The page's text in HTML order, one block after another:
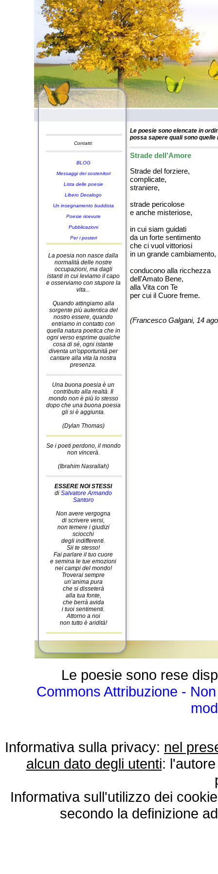
Contatti:
BLOG
Messaggi dei sostenitori
Lista delle poesie
Libero Decalogo
Un insegnamento buddista
Poesie ricevute
Pubblicazioni
Per i posteri
La poesia non nasce dalla
normalità delle nostre
occupazioni, ma dagli
istanti in cui leviamo il capo
e osserviamo con stupore la
vita...
Quando attingiamo alla
sorgente più autentica del
nostro essere, quando
entriamo in contatto con
quella natura poetica che in
ogni verso esprime qualche
cosa di sé, ogni istante
diventa un'opportunità per
cantare alla vita la nostra
presenza.
Una buona poesia è un
contributo alla realtà. Il
mondo non è più lo stesso
dopo che una buona poesia
gli si è aggiunta.
(Dylan Thomas)
Se i poeti perdono, il mondo
non vincerà.
(Ibrahim Nasrallah)
ESSERE NOI STESSI
di Salvatore Armando
Santoro
Non avere vergogna
di scrivere versi,
non temere i giudizi
sciocchi
degli indifferenti.
Sii te stesso!
Fai parlare il tuo cuore
e semina le tue emozioni
nei campi del mondo!
Troverai sempre
un’anima pura
che si disseterà
alla tua fonte,
che berrà avida
i tuoi sentimenti.
Attorno a noi
non tutto è aridità!
Le poesie sono elencate in
possa sapere quali sono
Strade dell'Amore
Strade del forziere,
complicate,
straniere,
strade pericolose
e anche misteriose,
in cui siam guidati
da un forte sentimento
che ci vuol vittoriosi
in un grande cambiamento,
conducono alla ricchezza
dell'Amato Bene,
alla Vita con Te
per cui il Cuore freme.
(Francesco Galgani, 14
Le poesie sono rese
Commons Attribuzione -
Informativa sulla privacy: nel
alcun dato degli utenti:
Informativa sull'utilizzo dei
secondo la definizione